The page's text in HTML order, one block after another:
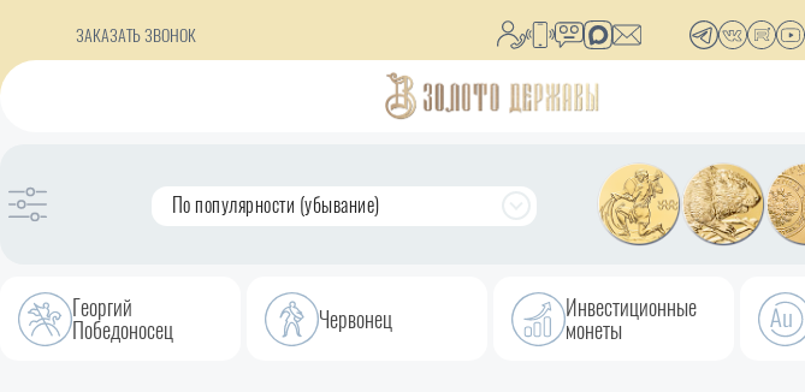
ЗАКАЗАТЬ ЗВОНОК
По популярности (убывание)
Георгий
Победоносец Червонец Инвестиционные
монеты